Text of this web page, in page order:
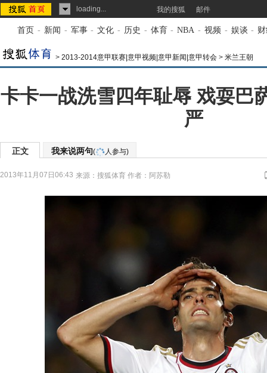
loading... 我的搜狐 邮件
首页 - 新闻 - 军事 - 文化 - 历史 - 体育 - NBA - 视频 - 娱谈 -
> 2013-2014意甲联赛|意甲视频|意甲新闻|意甲转会 > 米兰王朝
卡卡一战洗雪四年耻辱 戏耍巴
严
正文 我来说两句( 人参与)
2013年11月07日06:43 来源： 搜狐体育 作者：阿苏勒